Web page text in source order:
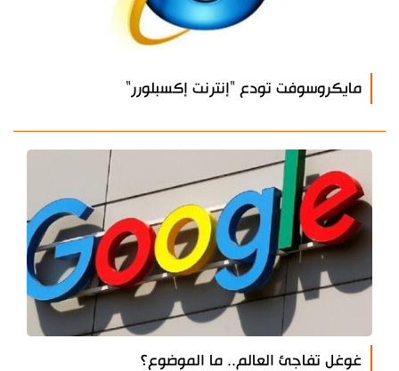
مايكروسوفت تودع "إنترنت إكسبلورر"
غوغل تفاجئ العالم.. ما الموضوع؟